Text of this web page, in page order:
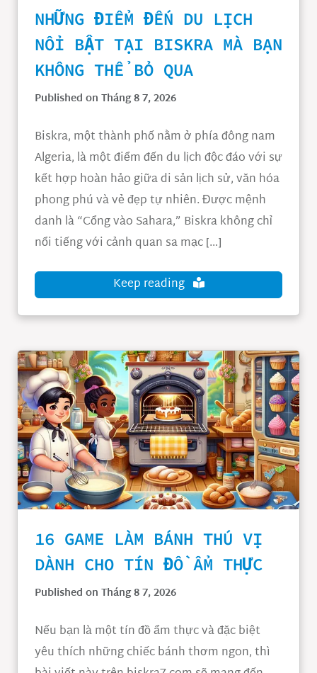
NHỮNG ĐIỂM ĐẾN DU LỊCH
NỔI BẬT TẠI BISKRA MÀ BẠN
KHÔNG THỂ BỎ QUA
Published on Tháng 8 7, 2026
Biskra, một thành phố nằm ở phía đông nam
Algeria, là một điểm đến du lịch độc đáo với sự
kết hợp hoàn hảo giữa di sản lịch sử, văn hóa
phong phú và vẻ đẹp tự nhiên. Được mệnh
danh là “Cổng vào Sahara,” Biskra không chỉ
nổi tiếng với cảnh quan sa mạc […]
Keep reading
16 GAME LÀM BÁNH THÚ VỊ
DÀNH CHO TÍN ĐỒ ẨM THỰC
Published on Tháng 8 7, 2026
Nếu bạn là một tín đồ ẩm thực và đặc biệt
yêu thích những chiếc bánh thơm ngon, thì